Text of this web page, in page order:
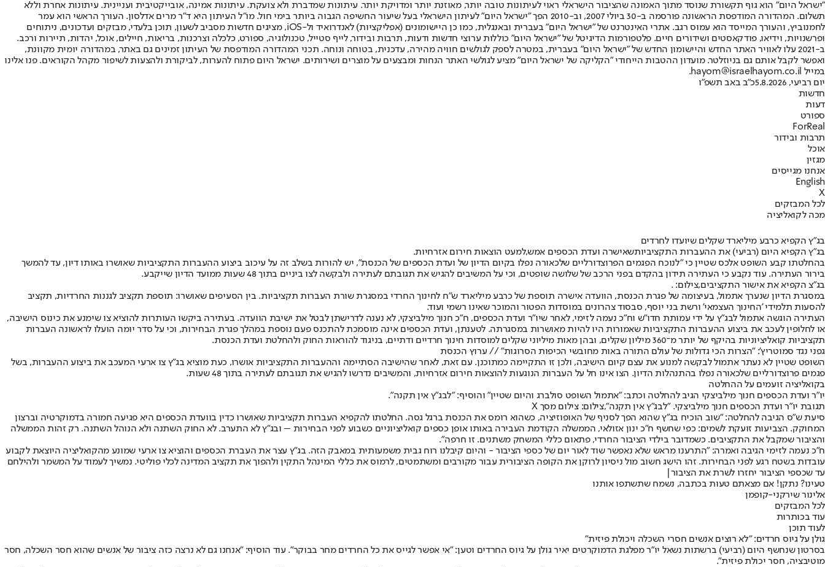
"ישראל היום" הוא גוף תקשורת שנוסד מתוך האמונה שהציבור הישראלי ראוי לעיתונות טובה יותר, מאוזנת יותר ומדויקת יותר. עיתונות שמדברת ולא צועקת. עיתונות אמינה, אובייקטיבית ועניינית. עיתונות אחרת וללא
תשלום. המהדורה המודפסת הראשונה פורסמה ב-30 ביולי 2007, וב-2010 הפך "ישראל היום" לעיתון הישראלי בעל שיעור החשיפה הגבוה ביותר בימי חול. מו"ל העיתון היא ד"ר מרים אדלסון. העורך הראשי הוא עמר
לחמנוביץ, והעורך המייסד הוא עמוס רגב. אתרי האינטרנט של "ישראל היום" בעברית ובאנגלית, כמו כן היישומונים (אפליקציות) לאנדרואיד ול-iOS, מציגים חדשות מסביב לשעון, תוכן בלעדי, מבזקים ועדכונים, ניתוחים
ופרשנויות, וידיאו, פודקאסטים ושידורים חיים. פלטפורמות הדיגיטל של "ישראל היום" כוללות ערוצי חדשות ודעות, תרבות ובידור, לייף סטייל, טכנולוגיה, ספורט, כלכלה וצרכנות, בריאות, חיילים, אוכל, יהדות, תיירות ורכב.
ב-2021 עלו לאוויר האתר החדש והיישומון החדש של "ישראל היום" בעברית, במטרה לספק לגולשים חוויה מהירה, עדכנית, בטוחה ונוחה. תכני המהדורה המודפסת של העיתון זמינים גם באתר, במהדורה יומית מקוונת,
ואפשר לקבל אותם גם בניוזלטר. מועדון ההטבות הייחודי "הקליקה של ישראל היום" מציע לגולשי האתר הנחות ומבצעים על מוצרים ושירותים. ישראל היום פתוח להערות, לביקורת ולהצעות לשיפור מקהל הקוראים. פנו אלינו
במייל hayom@israelhayom.co.il.
יום רביעי, 5.8.2026
כ"ב באב תשפ"ו
חדשות
דעות
ספורט
ForReal
תרבות ובידור
אוכל
מגזין
אנחנו מגייסים
English
X
לכל המבזקים
מכה לקואליציה
בג"ץ הקפיא כרבע מיליארד שקלים שיועדו לחרדים
בג”ץ הקפיא היום (רביעי) את ההעברות התקציביותשאישרה ועדת הכספים אמש,למעט הוצאות חירום אזרחיות.
בהחלטתו קבע השופט אלכס שטיין כי "לנוכח הפגמים הפרוצדורליים שלכאורה נפלו בקיום הדיון של ועדת הכספים של הכנסת", יש להורות בשלב זה על עיכוב ביצוע ההעברות התקציביות שאושרו באותו דיון, עד להמשך
בירור העתירה. עוד נקבע כי העתירה תידון בהקדם בפני הרכב של שלושה שופטים, וכי על המשיבים להגיש את תגובתם לעתירה ולבקשה לצו ביניים בתוך 48 שעות ממועד הדיון שייקבע.
בג"צ הקפיא את אישור התקציבים,צילום: .
במסגרת הדיון שנערך אתמול, בעיצומה של פגרת הכנסת, הוועדה אישרה תוספת של כרבע מיליארד ש"ח לחינוך החרדי במסגרת שורת העברות תקציביות. בין הסעיפים שאושרו: תוספת תקציב לגננות החרדיות, תקציב
להסעות תלמידי 'החינוך העצמאי' ורשת בני יוסף, סבסוד צהרונים במוסדות הפטור והמוכר שאינו רשמי ועוד.
העתירה הוגשה אתמול לבג”ץ על ידי עמותת חדו”ש וח”כ נעמה לזימי, לאחר שיו”ר ועדת הכספים, ח”כ חנוך מילביצקי, לא נענה לדרישתן לבטל את ישיבת הוועדה. בעתירה ביקשו העותרות להוציא צו שימנע את כינוס הישיבה,
או לחלופין לעכב את ביצוע ההעברות התקציביות שאמורות היו להיות מאושרות במסגרתה. לטענתן, ועדת הכספים אינה מוסמכת להתכנס פעם נוספת במהלך פגרת הבחירות, וכי על סדר יומה הועלו לראשונה העברות
תקציביות קואליציוניות בהיקף של יותר מ־360 מיליון שקלים, ובהן מאות מיליוני שקלים למוסדות חינוך חרדיים ודתיים, בניגוד להוראות החוק ולהחלטת ועדת הכנסת.
גפני נגד סמוטריץ': "הצרות הכי גדולות של עולם התורה באות מחובשי הכיפות הסרוגות" // ערוץ הכנסת
השופט שטיין לא נעתר אתמול לבקשה למנוע את עצם קיום הישיבה, ולכן זו התקיימה כמתוכנן. עם זאת, לאחר שהישיבה הסתיימה וההעברות התקציביות אושרו, כעת מוציא בג”ץ צו ארעי המעכב את ביצוע ההעברות, בשל
פגמים פרוצדורליים שלכאורה נפלו בהתנהלות הדיון. הצו אינו חל על העברות הנוגעות להוצאות חירום אזרחיות, והמשיבים נדרשו להגיש את תגובתם לעתירה בתוך 48 שעות.
בקואליציה זועמים על ההחלטה
יו"ר ועדת הכספים חנוך מילביצקי הגיב להחלטה וכתב: "אתמול השופט סולברג והיום שטיין" והוסיף: "לבג"ץ אין תקנה".
תגובת יו"ר ועדת הכספים חנוך מילביצקי. "לבג"ץ אין תקנה",צילום: צילום מסך X
סיעת ש״ס הגיבה להחלטה: "שוב הוכיח בג״ץ שהוא הפך לסניף של האופוזיציה, כשהוא רומס את הכנסת ברגל גסה. החלטתו להקפיא העברות תקציביות שאושרו כדין בוועדת הכספים היא פגיעה חמורה בדמוקרטיה וברצון
המחוקק. הצביעות זועקת לשמים: כפי שחשף ח״כ ינון אזולאי, הממשלה הקודמת העבירה באותו אופן כספים קואליציוניים כשבוע לפני הבחירות – ובג״ץ לא התערב. לא החוק השתנה ולא הנוהל השתנה. רק זהות הממשלה
והציבור שמקבל את התקציבים. כשמדובר בילדי הציבור החרדי, פתאום כללי המשחק משתנים. זו חרפה".
ח"כ נעמה לזימי הגיבה ואמרה: "התרענו מראש שלא נאפשר שוד לאור יום של כספי הציבור - והיום קיבלנו רוח גבית משמעותית במאבק הזה. בג"ץ עצר את העברת הכספים והוציא צו ארעי שמונע מהקואליציה היוצאת לקבוע
עובדות בשטח רגע לפני הבחירות. זהו הישג חשוב מול ניסיון לרוקן את הקופה הציבורית עבור מקורבים ומשתמטים, לרמוס את כללי המינהל התקין ולהפוך את תקציב המדינה לכלי פוליטי. נמשיך לעמוד על המשמר ולהילחם
עד שכספי הציבור יחזרו לשרת את הציבור|
טעינו? נתקן! אם מצאתם טעות בכתבה, נשמח שתשתפו אותנו
אלינור שירקני-קופמן
לכל המבזקים
עוד בכותרות
לעוד תוכן
גולן על גיוס חרדים: "לא רוצים אנשים חסרי השכלה ויכולת פיזית"
בסרטון שנחשף היום (רביעי) ברשתות נשאל יו"ר מפלגת הדמוקרטים יאיר גולן על גיוס החרדים וטען: "אי אפשר לגייס את כל החרדים מחר בבוקר". עוד הוסיף: "אנחנו גם לא נרצה כזה ציבור של אנשים שהוא חסר השכלה, חסר
מוטיבציה, חסר יכולת פיזית".